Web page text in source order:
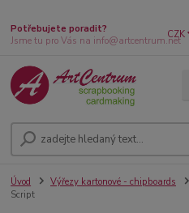
CZK
Potřebujete poradit?
Jsme tu pro Vás na info@artcentrum.net
Úvod Výřezy kartonové - chipboards
Script